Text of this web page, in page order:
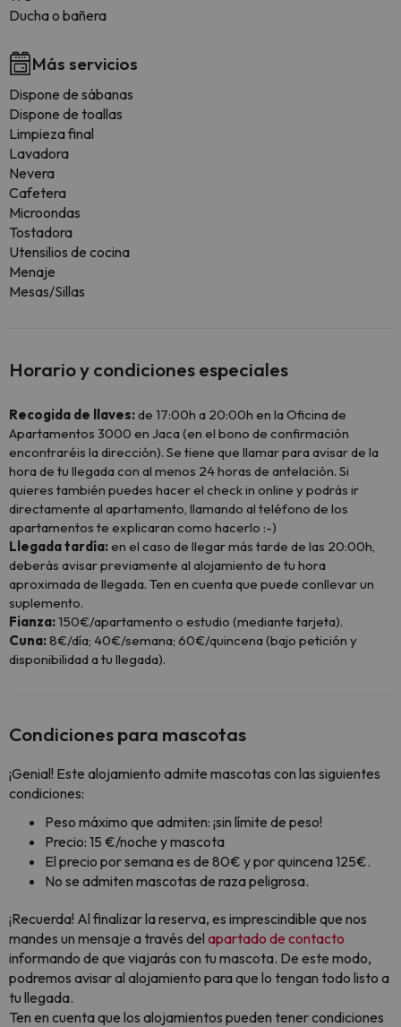
Ducha o bañera
Más servicios
Dispone de sábanas
Dispone de toallas
Limpieza final
Lavadora
Nevera
Cafetera
Microondas
Tostadora
Utensilios de cocina
Menaje
Mesas/Sillas
Horario y condiciones especiales
Recogida de llaves:de 17:00h a 20:00h en la Oficina de
Apartamentos 3000 en Jaca (en el bono de confirmación
encontraréis la dirección). Se tiene que llamar para avisar de la
hora de tu llegada con al menos 24 horas de antelación. Si
quieres también puedes hacer el check in online y podrás ir
directamente al apartamento, llamando al teléfono de los
apartamentos te explicaran como hacerlo :-)
Llegada tardía:en el caso de llegar más tarde de las 20:00h,
deberás avisar previamente al alojamiento de tu hora
aproximada de llegada. Ten en cuenta que puede conllevar un
suplemento.
Fianza:150€/apartamento o estudio (mediante tarjeta).
Cuna:8€/día; 40€/semana; 60€/quincena (bajo petición y
disponibilidad a tu llegada).
Condiciones para mascotas
¡Genial! Este alojamiento admite mascotas con las siguientes
condiciones:
Peso máximo que admiten: ¡sin límite de peso!
Precio: 15 €/noche y mascota
El precio por semana es de 80€ y por quincena 125€.
No se admiten mascotas de raza peligrosa.
¡Recuerda! Al finalizar la reserva, es imprescindible que nos
mandes un mensaje a través del apartado de contacto
informando de que viajarás con tu mascota. De este modo,
podremos avisar al alojamiento para que lo tengan todo listo a
tu llegada.
Ten en cuenta que los alojamientos pueden tener condiciones